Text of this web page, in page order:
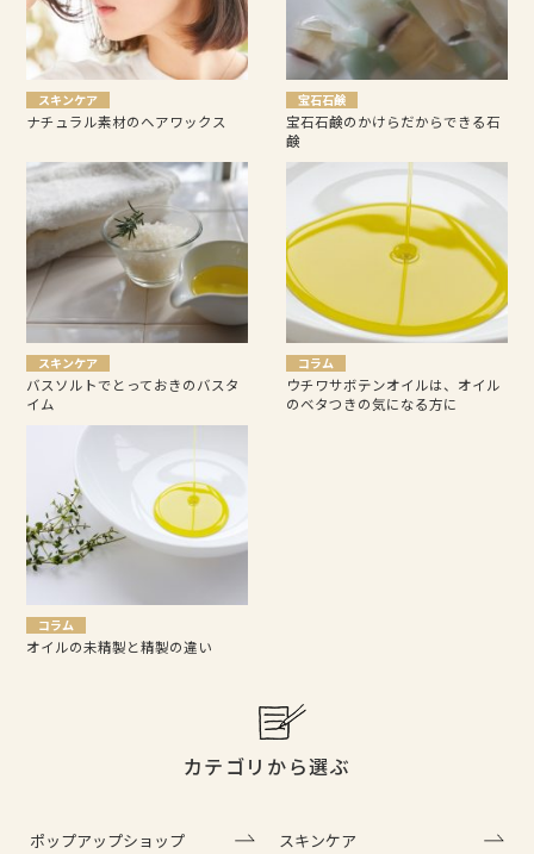
スキンケア
ナチュラル素材のヘアワックス
宝石石鹸
宝石石鹸のかけらだからできる石
鹸
スキンケア
バスソルトでとっておきのバスタ
イム
コラム
ウチワサボテンオイルは、オイル
のベタつきの気になる方に
コラム
オイルの未精製と精製の違い
カテゴリから選ぶ
ポップアップショップ スキンケア